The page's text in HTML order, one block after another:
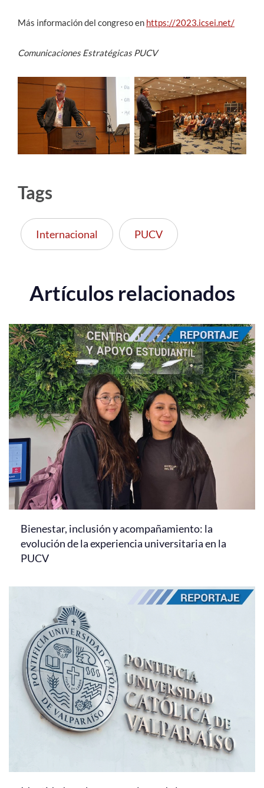
Más información del congreso en https://2023.icsei.net/
Comunicaciones Estratégicas PUCV
Tags
Internacional PUCV
Artículos relacionados
Bienestar, inclusión y acompañamiento: la
evolución de la experiencia universitaria en la
PUCV